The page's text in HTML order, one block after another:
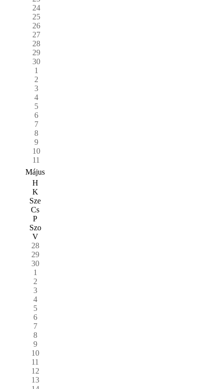
24
25
26
27
28
29
30
1
2
3
4
5
6
7
8
9
10
11
Május
H
K
Sze
Cs
P
Szo
V
28
29
30
1
2
3
4
5
6
7
8
9
10
11
12
13